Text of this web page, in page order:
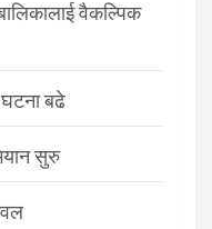
वैकल्पिक
घटना बढे
सुरु